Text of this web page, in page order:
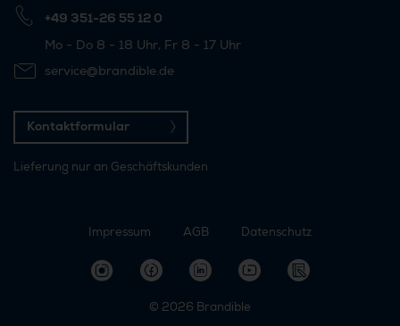
+49 351-26 55 12 0
Mo - Do 8 - 18 Uhr, Fr 8 - 17 Uhr
service@brandible.de
Kontaktformular
Lieferung nur an Geschäftskunden
Impressum AGB Datenschutz
© 2026 Brandible